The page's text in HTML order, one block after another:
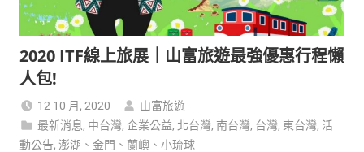
2020 ITF線上旅展｜山富旅遊最強優惠行程懶
人包!
12 10 月, 2020
山富旅遊
最新消息, 中台灣,企業公益, 北台灣, 南台灣, 台灣, 東台灣, 活
動公告, 澎湖、金門、蘭嶼、小琉球